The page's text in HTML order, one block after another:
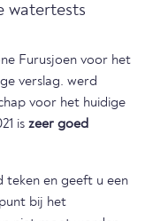
watertests
Furusjoen voor het
verslag. werd
voor het huidige
is zeer goed
teken en geeft u een
bij het